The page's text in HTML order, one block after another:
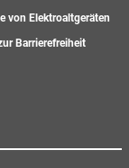
von Elektroaltgeräten
Barrierefreiheit